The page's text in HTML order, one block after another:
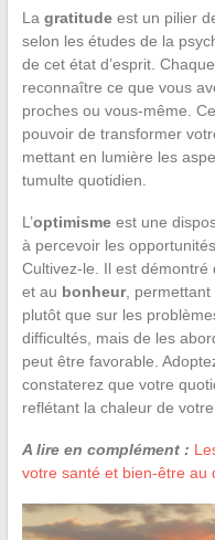
La gratitudeest un pilier
selon les études de la
de cet état d’esprit.
reconnaître ce que vous
proches ou vous-même.
pouvoir de transformer
mettant en lumière les
tumulte quotidien.
L’optimismeest une
à percevoir les
Cultivez-le. Il est démontré
et au bonheur, permettant
plutôt que sur les
difficultés, mais de les
peut être favorable.
constaterez que votre
reflétant la chaleur de
A lire en complément :
votre santé et bien-être au